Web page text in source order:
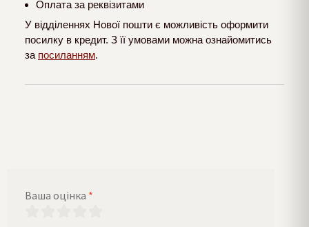
Оплата за реквізитами
У відділеннях Нової пошти є можливість оформити
посилку в кредит. З її умовами можна ознайомитись
за посиланням.
Ваша оцінка *